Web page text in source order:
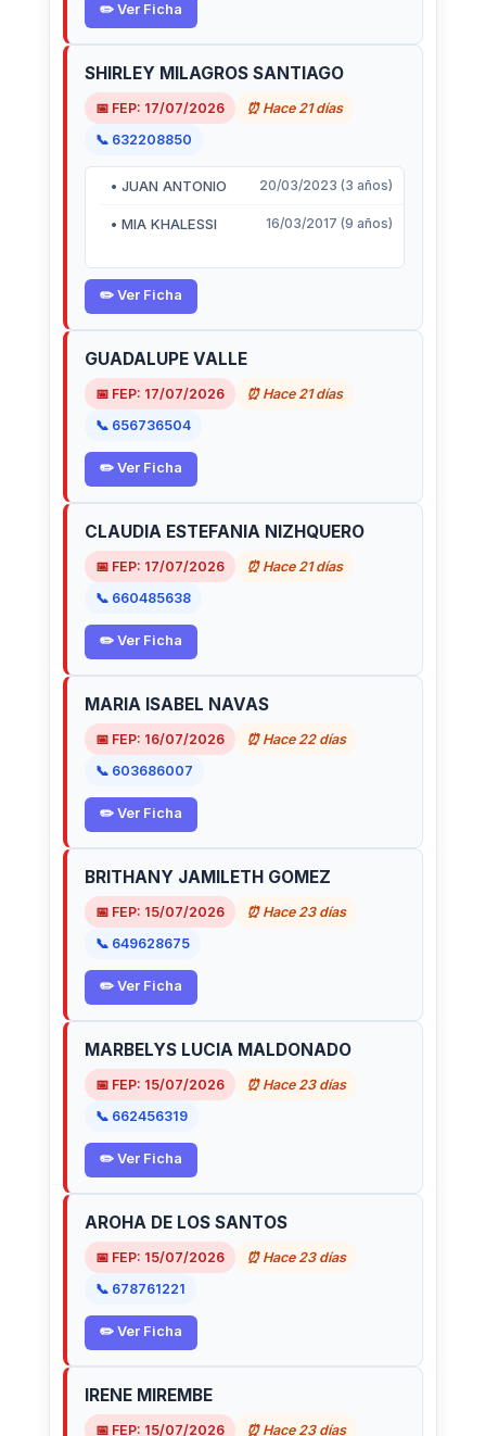
✏️ Ver Ficha
SHIRLEY MILAGROS SANTIAGO
📅 FEP: 17/07/2026
⏰ Hace 21 días
📞 632208850
• JUAN ANTONIO 20/03/2023 (3 años)
• MIA KHALESSI 16/03/2017 (9 años)
✏️ Ver Ficha
GUADALUPE VALLE
📅 FEP: 17/07/2026
⏰ Hace 21 días
📞 656736504
✏️ Ver Ficha
CLAUDIA ESTEFANIA NIZHQUERO
📅 FEP: 17/07/2026
⏰ Hace 21 días
📞 660485638
✏️ Ver Ficha
MARIA ISABEL NAVAS
📅 FEP: 16/07/2026
⏰ Hace 22 días
📞 603686007
✏️ Ver Ficha
BRITHANY JAMILETH GOMEZ
📅 FEP: 15/07/2026
⏰ Hace 23 días
📞 649628675
✏️ Ver Ficha
MARBELYS LUCIA MALDONADO
📅 FEP: 15/07/2026
⏰ Hace 23 días
📞 662456319
✏️ Ver Ficha
AROHA DE LOS SANTOS
📅 FEP: 15/07/2026
⏰ Hace 23 días
📞 678761221
✏️ Ver Ficha
IRENE MIREMBE
📅 FEP: 15/07/2026 ⏰ Hace 23 días